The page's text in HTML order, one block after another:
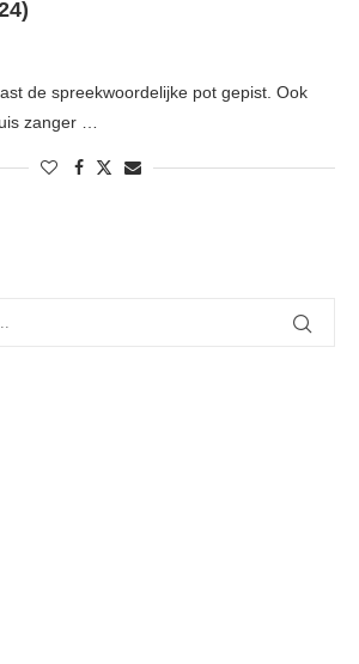
de spreekwoordelijke pot gepist. Ook
zanger …